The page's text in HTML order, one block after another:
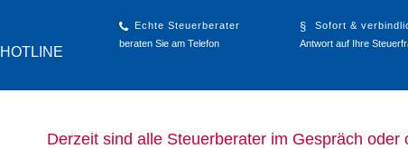
HOTLINE
Echte Steuerberater
beraten Sie am Telefon
Sofort &
Antwort auf Ihre
Derzeit sind alle Steuerberater im Gespräch oder